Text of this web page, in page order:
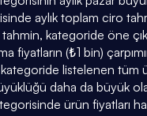
aylık toplam ciro
tahmin, kategoride öne
fiyatların (₺1 bin)
listelenen tüm
daha da büyük
ürün fiyatları